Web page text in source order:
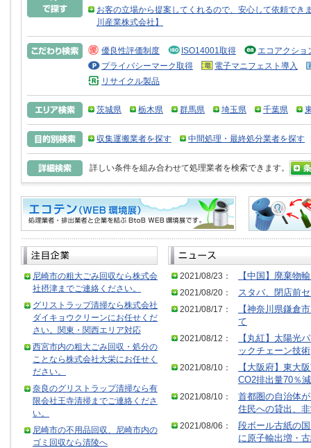
お客の立場から提案してくれるので、安心して依頼で
川産業株式会社】
優良性評価制度 ISO14001取得
エコアクショ
プライバシーマーク取得
電子マニフェスト導入
リサイクル製品
茨城県 栃木県 群馬県 埼玉県 千葉県
収集運搬業者を探す 中間処理・最終処分業者を探す
詳しい条件を組み合わせて処理業者を検索できます。
尼崎市の粗大ごみ回収なら株式会
社摂津までご連絡ください。
グリストラップ清掃なら株式会社
ダイキョウクリーンにお任せくだ
さい。関東・関西エリア対応
西宮市内の粗大ごみ回収・処分の
ことなら株式会社大栄にお任せく
ださい。
奈良のグリストラップ清掃なら有
限会社王寺清掃までご連絡くださ
い。
尼崎市の不用品回収、尼崎市内の
ゴミ回収なら清陵へ
2021/08/23：
【中国】廃棄物
2021/08/20：
スタバ、閉店前
2021/08/17：
【神奈川県鎌倉
て
2021/08/12：
【丸紅】太陽光
ックチェーン技術
2021/08/10：
【大阪府】東大
CO2排出量70％減
2021/08/10：
首都圏の自治体
住民への貸出、
2021/08/06：
段ボール古紙の
に原子輸出増・